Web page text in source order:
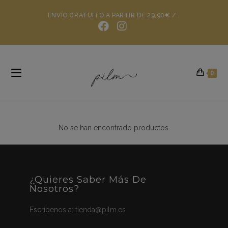
ENVÍO GRATUITO A PARTIR DE 29,90€ / .
0
No se han encontrado productos.
¿Quieres Saber Más De
Nosotros?
Escríbenos a:tienda@pilm.es